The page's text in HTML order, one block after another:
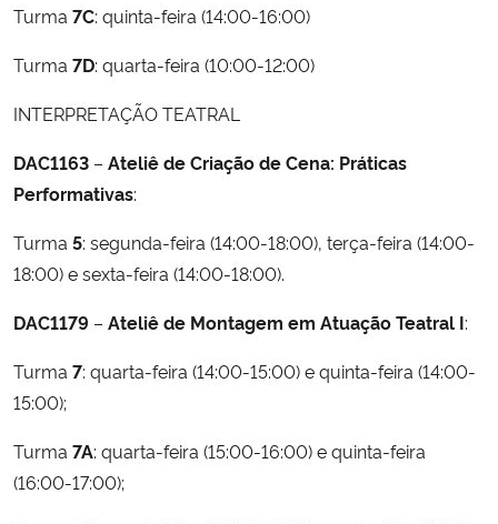
Turma 7C: quinta-feira (14:00-16:00)
Turma 7D: quarta-feira (10:00-12:00)
INTERPRETAÇÃO TEATRAL
DAC1163 – Ateliê de Criação de Cena: Práticas
Performativas:
Turma 5: segunda-feira (14:00-18:00), terça-feira (14:00-
18:00) e sexta-feira (14:00-18:00).
DAC1179 – Ateliê de Montagem em Atuação Teatral I:
Turma 7: quarta-feira (14:00-15:00) e quinta-feira (14:00-
15:00);
Turma 7A: quarta-feira (15:00-16:00) e quinta-feira
(16:00-17:00);